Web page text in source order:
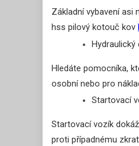
Základní vybavení asi
hss pilový kotouč kov
Hydraulický
Hledáte pomocníka,
osobní nebo pro
Startovací
Startovací vozík
proti případnému